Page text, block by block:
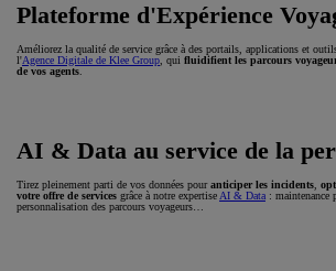
Plateforme d'Expérience
Améliorez la qualité de service grâce à des portails, applications et
l'Agence Digitale de Klee Group , qui fluidifient les parcours
de vos agents
AI & Data au service de la
Tirez pleinement parti de vos données pouranticiper les incidents
votre offre de services grâce à notre expertise AI & Data : maintenance
personnalisation des parcours voyageurs…